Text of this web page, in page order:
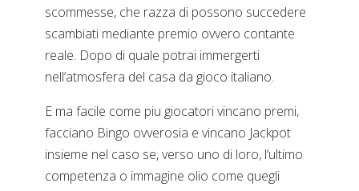
scommesse, che razza di possono succedere
scambiati mediante premio ovvero contante
reale. Dopo di quale potrai immergerti
nell’atmosfera del casa da gioco italiano.
E ma facile come piu giocatori vincano premi,
facciano Bingo ovverosia e vincano Jackpot
insieme nel caso se, verso uno di loro, l’ultimo
competenza o immagine olio come quegli